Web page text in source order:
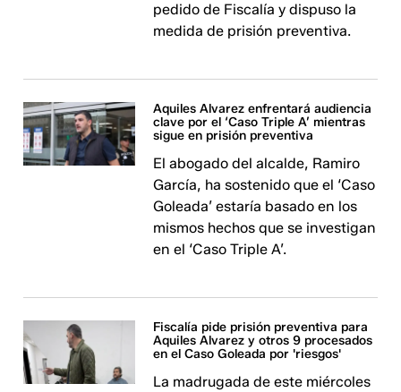
pedido de Fiscalía y dispuso la
medida de prisión preventiva.
Aquiles Alvarez enfrentará audiencia
clave por el ‘Caso Triple A’ mientras
sigue en prisión preventiva
El abogado del alcalde, Ramiro
García, ha sostenido que el ‘Caso
Goleada’ estaría basado en los
mismos hechos que se investigan
en el ‘Caso Triple A’.
Fiscalía pide prisión preventiva para
Aquiles Alvarez y otros 9 procesados
en el Caso Goleada por 'riesgos'
La madrugada de este miércoles